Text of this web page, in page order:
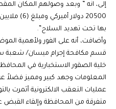
إلى، انه ” وبعد وصولهم المكان
20500 دولار
بها تحت تهديد السلاح”.
وأضافت، أنه على الفور ولأهمية
قسم مكافحة إجرام ميسان/ شعبة
خلية الصقور الاستخبارية في
المعلومات وجهد كبير ومميز فضلاً
عمليات التعقب الالكترونية أثمرت
متفرقة من المحافظة وإلقاء